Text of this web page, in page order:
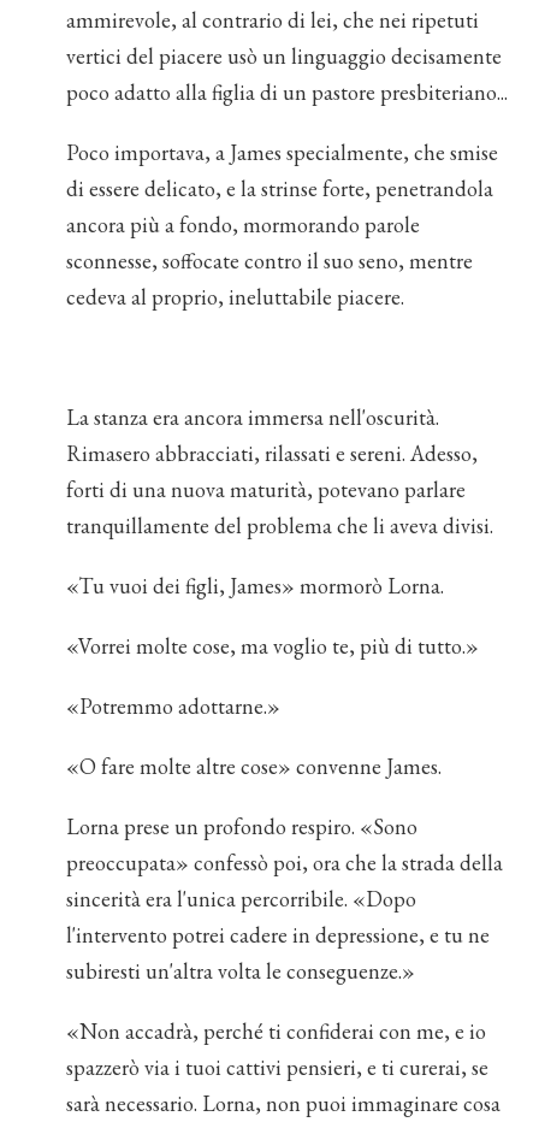
ammirevole, al contrario di lei, che nei ripetuti
vertici del piacere usò un linguaggio decisamente
poco adatto alla figlia di un pastore presbiteriano...
Poco importava, a James specialmente, che smise
di essere delicato, e la strinse forte, penetrandola
ancora più a fondo, mormorando parole
sconnesse, soffocate contro il suo seno, mentre
cedeva al proprio, ineluttabile piacere.
La stanza era ancora immersa nell'oscurità.
Rimasero abbracciati, rilassati e sereni. Adesso,
forti di una nuova maturità, potevano parlare
tranquillamente del problema che li aveva divisi.
«Tu vuoi dei figli, James» mormorò Lorna.
«Vorrei molte cose, ma voglio te, più di tutto.»
«Potremmo adottarne.»
«O fare molte altre cose» convenne James.
Lorna prese un profondo respiro. «Sono
preoccupata» confessò poi, ora che la strada della
sincerità era l'unica percorribile. «Dopo
l'intervento potrei cadere in depressione, e tu ne
subiresti un'altra volta le conseguenze.»
«Non accadrà, perché ti confiderai con me, e io
spazzerò via i tuoi cattivi pensieri, e ti curerai, se
sarà necessario. Lorna, non puoi immaginare cosa